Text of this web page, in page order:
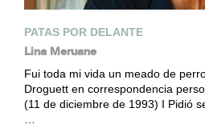
PATAS POR DELANTE
Lina Meruane
Fui toda mi vida un meado de
Droguett en correspondencia
(11 de diciembre de 1993) I Pidió